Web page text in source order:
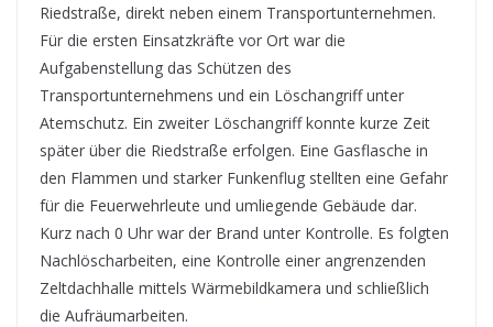
Riedstraße, direkt neben einem Transportunternehmen.
Für die ersten Einsatzkräfte vor Ort war die
Aufgabenstellung das Schützen des
Transportunternehmens und ein Löschangriff unter
Atemschutz. Ein zweiter Löschangriff konnte kurze Zeit
später über die Riedstraße erfolgen. Eine Gasflasche in
den Flammen und starker Funkenflug stellten eine Gefahr
für die Feuerwehrleute und umliegende Gebäude dar.
Kurz nach 0 Uhr war der Brand unter Kontrolle. Es folgten
Nachlöscharbeiten, eine Kontrolle einer angrenzenden
Zeltdachhalle mittels Wärmebildkamera und schließlich
die Aufräumarbeiten.